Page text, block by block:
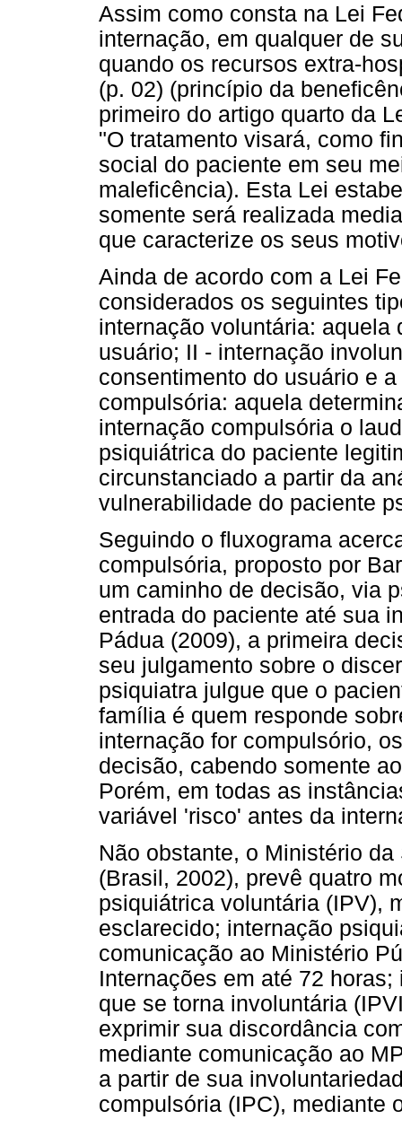
Assim como consta na Lei
internação, em qualquer de
quando os recursos extra-
(p. 02) (princípio da
primeiro do artigo quarto da
"O tratamento visará, como
social do paciente em seu
maleficência). Esta Lei
somente será realizada
que caracterize os seus
Ainda de acordo com a Lei
considerados os seguintes
internação voluntária:
usuário; II - internação
consentimento do usuário e
compulsória: aquela
internação compulsória o
psiquiátrica do paciente
circunstanciado a partir da
vulnerabilidade do paciente
Seguindo o fluxograma
compulsória, proposto por
um caminho de decisão, via
entrada do paciente até sua
Pádua (2009), a primeira
seu julgamento sobre o
psiquiatra julgue que o
família é quem responde
internação for compulsório,
decisão, cabendo somente
Porém, em todas as
variável 'risco' antes da
Não obstante, o Ministério
(Brasil, 2002), prevê quatro
psiquiátrica voluntária (IPV),
esclarecido; internação
comunicação ao Ministério
Internações em até 72
que se torna involuntária
exprimir sua discordância
mediante comunicação ao
a partir de sua
compulsória (IPC), mediante